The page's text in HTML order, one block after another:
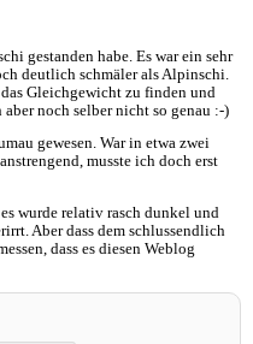
gestanden habe. Es war ein sehr
deutlich schmäler als Alpinschi.
Gleichgewicht zu finden und
noch selber nicht so genau :-)
gewesen. War in etwa zwei
musste ich doch erst
wurde relativ rasch dunkel und
Aber dass dem schlussendlich
dass es diesen Weblog